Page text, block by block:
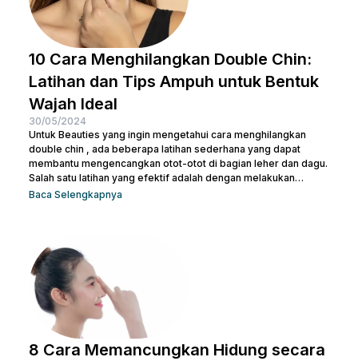
10 Cara Menghilangkan Double Chin:
Latihan dan Tips Ampuh untuk Bentuk
Wajah Ideal
30/05/2024
Untuk Beauties yang ingin mengetahui cara menghilangkan
double chin , ada beberapa latihan sederhana yang dapat
membantu mengencangkan otot-otot di bagian leher dan dagu.
Salah satu latihan yang efektif adalah dengan melakukan
gerakan menutup dan membuka mulut secara berulang. Kamu
simak penjelasan lengkapnya di bawah ini. 5 Penyebab Double
Chin Penyebab...
Baca Selengkapnya
8 Cara Memancungkan Hidung secara